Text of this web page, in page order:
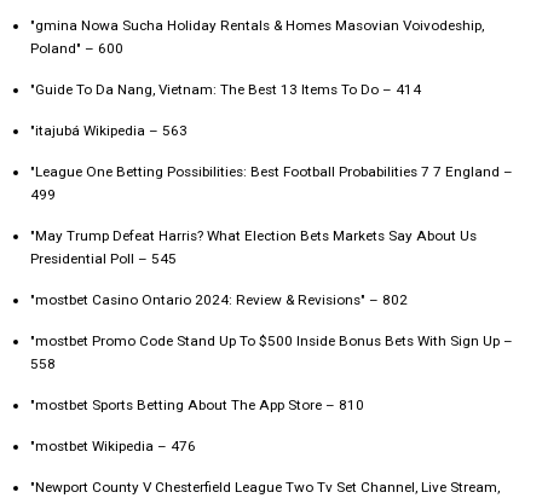
"gmina Nowa Sucha Holiday Rentals & Homes Masovian Voivodeship,
Poland" – 600
"Guide To Da Nang, Vietnam: The Best 13 Items To Do – 414
"itajubá Wikipedia – 563
"League One Betting Possibilities: Best Football Probabilities 7 7 England –
499
"May Trump Defeat Harris? What Election Bets Markets Say About Us
Presidential Poll – 545
"mostbet Casino Ontario 2024: Review & Revisions" – 802
"mostbet Promo Code Stand Up To $500 Inside Bonus Bets With Sign Up –
558
"‎mostbet Sports Betting About The App Store – 810
"mostbet Wikipedia – 476
"Newport County V Chesterfield League Two Tv Set Channel, Live Stream,